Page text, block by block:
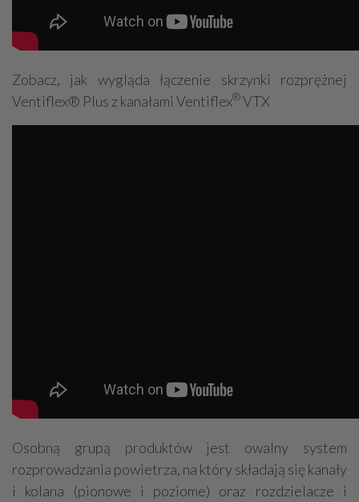
Zobacz, jak wygląda łączenie skrzynki rozprężnej
Ventiflex® Plus z kanałami Ventiflex®VTX
Osobną grupą produktów jest owalny system
rozprowadzania powietrza, na który składają się kanały
i kolana (pionowe i poziome) oraz rozdzielacze i